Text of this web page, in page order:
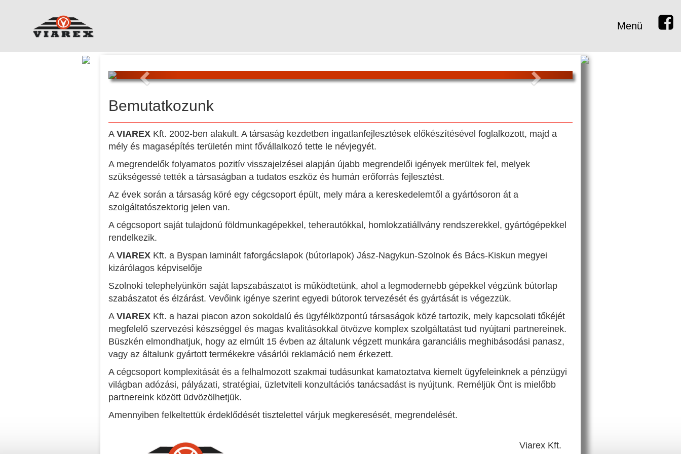
Menü
Previous Next
Bemutatkozunk
A VIAREX Kft. 2002-ben alakult. A társaság kezdetben ingatlanfejlesztések előkészítésével foglalkozott, majd a
mély és magasépítés területén mint fővállalkozó tette le névjegyét.
A megrendelők folyamatos pozitív visszajelzései alapján újabb megrendelői igények merültek fel, melyek
szükségessé tették a társaságban a tudatos eszköz és humán erőforrás fejlesztést.
Az évek során a társaság köré egy cégcsoport épült, mely mára a kereskedelemtől a gyártósoron át a
szolgáltatószektorig jelen van.
A cégcsoport saját tulajdonú földmunkagépekkel, teherautókkal, homlokzatiállvány rendszerekkel, gyártógépekkel
rendelkezik.
A VIAREX Kft. a Byspan laminált faforgácslapok (bútorlapok) Jász-Nagykun-Szolnok és Bács-Kiskun megyei
kizárólagos képviselője
Szolnoki telephelyünkön saját lapszabászatot is működtetünk, ahol a legmodernebb gépekkel végzünk bútorlap
szabászatot és élzárást. Vevőink igénye szerint egyedi bútorok tervezését és gyártását is végezzük.
A VIAREX Kft. a hazai piacon azon sokoldalú és ügyfélközpontú társaságok közé tartozik, mely kapcsolati tőkéjét
megfelelő szervezési készséggel és magas kvalitásokkal ötvözve komplex szolgáltatást tud nyújtani partnereinek.
Büszkén elmondhatjuk, hogy az elmúlt 15 évben az általunk végzett munkára garanciális meghibásodási panasz,
vagy az általunk gyártott termékekre vásárlói reklamáció nem érkezett.
A cégcsoport komplexitását és a felhalmozott szakmai tudásunkat kamatoztatva kiemelt ügyfeleinknek a pénzügyi
világban adózási, pályázati, stratégiai, üzletviteli konzultációs tanácsadást is nyújtunk. Reméljük Önt is mielőbb
partnereink között üdvözölhetjük.
Amennyiben felkeltettük érdeklődését tisztelettel várjuk megkeresését, megrendelését.
Viarex Kft.